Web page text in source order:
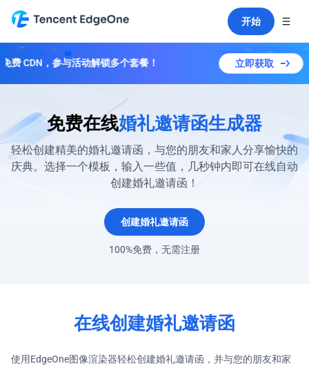
开始
CDN，参与活动解锁多个套餐！ 立即获取
免费在线婚礼邀请函生成器
轻松创建精美的婚礼邀请函，与您的朋友和家人分享愉快的
庆典。选择一个模板，输入一些值，几秒钟内即可在线自动
创建婚礼邀请函！
创建婚礼邀请函
100%免费，无需注册
在线创建婚礼邀请函
使用EdgeOne图像渲染器轻松创建婚礼邀请函，并与您的朋友和家